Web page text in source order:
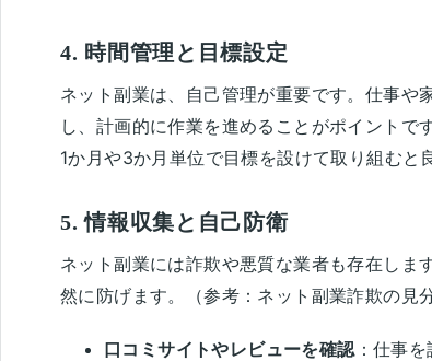
4. 時間管理と目標設定
ネット副業は、自己管理が重要です。仕事や
し、計画的に作業を進めることがポイントで
1か月や3か月単位で目標を設けて取り組むと
5. 情報収集と自己防衛
ネット副業には詐欺や悪質な業者も存在しま
然に防げます。（参考： ネット副業詐欺の見
口コミサイトやレビューを確認：仕事を